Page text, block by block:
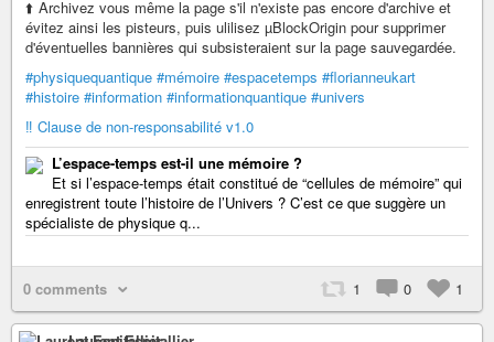
⬆️ Archivez vous même la page s'il n'existe pas encore d'archive et
évitez ainsi les pisteurs, puis ulilisez µBlockOrigin pour supprimer
d'éventuelles bannières qui subsisteraient sur la page sauvegardée.
#physiquequantique #mémoire #espacetemps #florianneukart
#histoire #information #informationquantique #univers
‼️ Clause de non-responsabilité v1.0
L’espace-temps est-il une mémoire ?
Et si l’espace-temps était constitué de “cellules de mémoire” qui
enregistrent toute l’histoire de l’Univers ? C’est ce que suggère un
spécialiste de physique q...
0 comments 1 0 1